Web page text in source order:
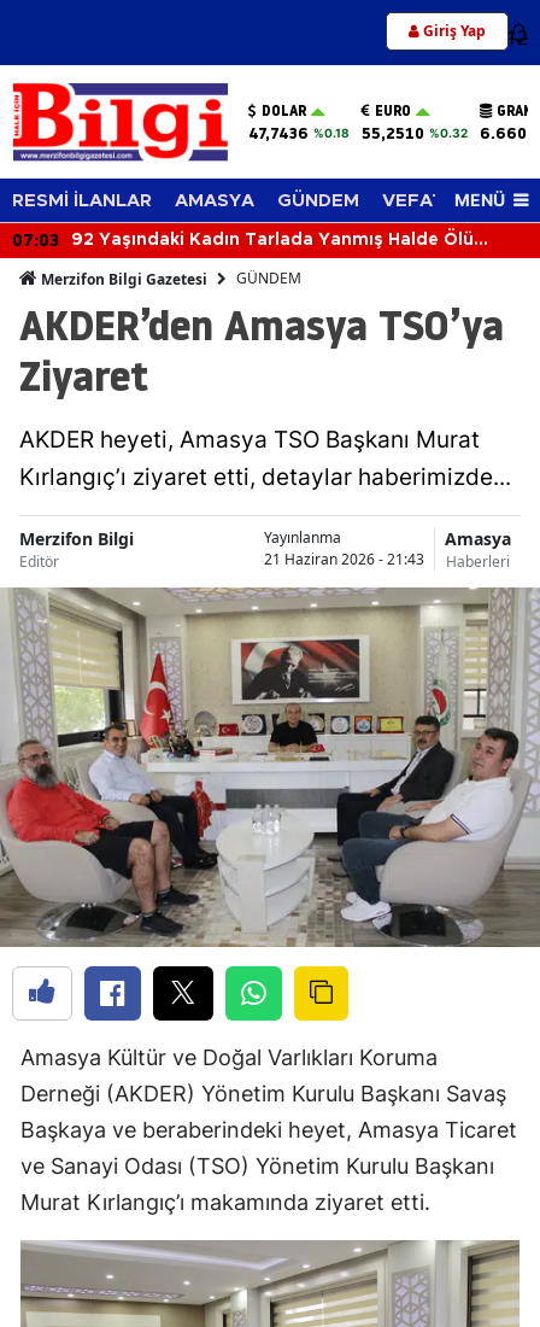
Giriş Yap 12
DOLAR
47,7436 %0.18
EURO
55,2510 %0.32
RESMİ İLANLAR AMASYA GÜNDEM VEFAT EDENLER
MENÜ
07:03
92 Yaşındaki Kadın Tarlada Yanmış Halde Ölü
Merzifon Bilgi Gazetesi GÜNDEM
AKDER’den Amasya TSO’ya
Ziyaret
AKDER heyeti, Amasya TSO Başkanı Murat
Kırlangıç’ı ziyaret etti, detaylar haberimizde...
Merzifon Bilgi
Editör
Yayınlanma
21 Haziran 2026 - 21:43
Amasya
Haberleri
Amasya Kültür ve Doğal Varlıkları Koruma
Derneği (AKDER) Yönetim Kurulu Başkanı Savaş
Başkaya ve beraberindeki heyet, Amasya Ticaret
ve Sanayi Odası (TSO) Yönetim Kurulu Başkanı
Murat Kırlangıç’ı makamında ziyaret etti.